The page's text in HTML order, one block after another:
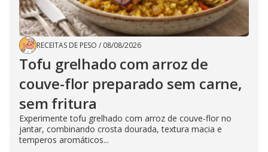
RECEITAS DE PESO / 08/08/2026
Tofu grelhado com arroz de
couve-flor preparado sem carne,
sem fritura
Experimente tofu grelhado com arroz de couve-flor no
jantar, combinando crosta dourada, textura macia e
temperos aromáticos...